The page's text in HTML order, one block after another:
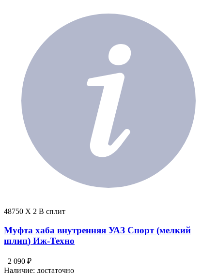
48750 X 2 В сплит
Муфта хаба внутренняя УАЗ Спорт (мелкий
шлиц) Иж-Техно
2 090 ₽
Наличие: достаточно